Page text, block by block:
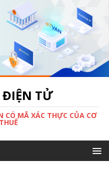
TỬ
MÃ XÁC THỰC CỦA CƠ